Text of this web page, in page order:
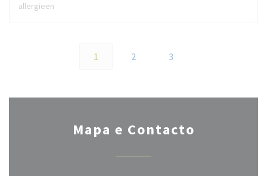
allergieen
1 2 3
Mapa e Contacto